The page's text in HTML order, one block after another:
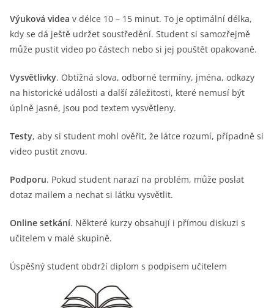
Výuková videa v délce 10 – 15 minut. To je optimální délka,
kdy se dá ještě udržet soustředění. Student si samozřejmě
může pustit video po částech nebo si jej pouštět opakovaně.
Vysvětlivky. Obtížná slova, odborné termíny, jména, odkazy
na historické události a další záležitosti, které nemusí být
úplně jasné, jsou pod textem vysvětleny.
Testy, aby si student mohl ověřit, že látce rozumí, případně si
video pustit znovu.
Podporu. Pokud student narazí na problém, může poslat
dotaz mailem a nechat si látku vysvětlit.
Online setkání. Některé kurzy obsahují i přímou diskuzi s
učitelem v malé skupině.
Úspěšný student obdrží diplom s podpisem učitelem